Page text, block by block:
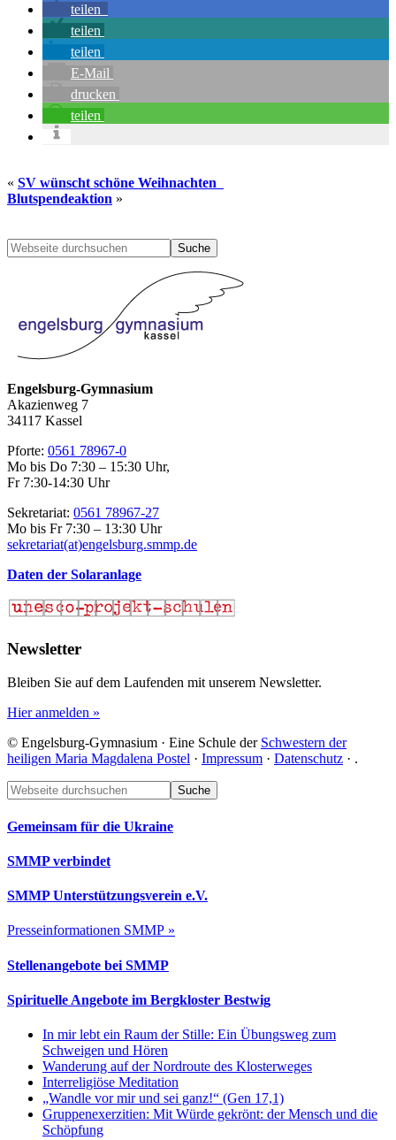
teilen
teilen
teilen
E-Mail
drucken
teilen
« SV wünscht schöne Weihnachten
Blutspendeaktion »
Seitenspalte
Webseite
durchsuchen
Engelsburg-Gymnasium
Akazienweg 7
34117 Kassel
Pforte: 0561 78967-0
Mo bis Do 7:30 – 15:30 Uhr,
Fr 7:30-14:30 Uhr
Sekretariat: 0561 78967-27
Mo bis Fr 7:30 – 13:30 Uhr
sekretariat(at)engelsburg.smmp.de
Daten der Solaranlage
Newsletter
Bleiben Sie auf dem Laufenden mit unserem Newsletter.
Hier anmelden »
© Engelsburg-Gymnasium · Eine Schule der Schwestern der
heiligen Maria Magdalena Postel · Impressum · Datenschutz · .
Footer
Webseite
durchsuchen
Gemeinsam für die Ukraine
SMMP verbindet
SMMP Unterstützungsverein e.V.
Presseinformationen SMMP »
Stellenangebote bei SMMP
Spirituelle Angebote im Bergkloster Bestwig
In mir lebt ein Raum der Stille: Ein Übungsweg zum
Schweigen und Hören
Wanderung auf der Nordroute des Klosterweges
Interreligiöse Meditation
„Wandle vor mir und sei ganz!“ (Gen 17,1)
Gruppenexerzitien: Mit Würde gekrönt: der Mensch und die
Schöpfung